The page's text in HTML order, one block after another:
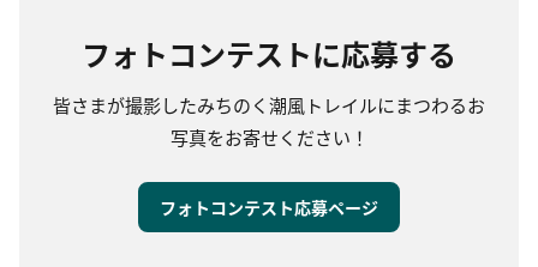
フォトコンテストに応募する
皆さまが撮影したみちのく潮風トレイルにまつわるお
写真をお寄せください！
フォトコンテスト応募ページ